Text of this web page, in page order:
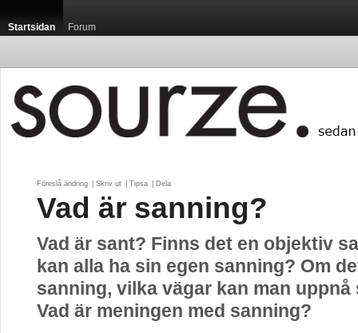
Startsidan Forum
Föreslå ändring Skriv ut Tipsa Dela
Vad är sanning?
Vad är sant? Finns det en objektiv
kan alla ha sin egen sanning? Om
sanning, vilka vägar kan man uppnå
Vad är meningen med sanning?